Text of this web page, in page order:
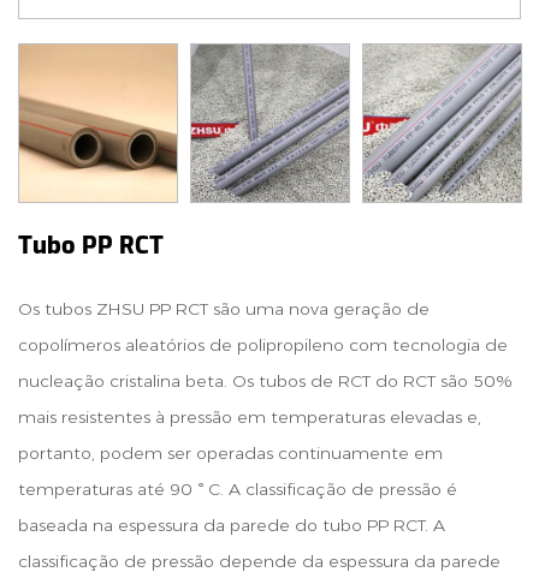
Tubo PP RCT
Os tubos ZHSU PP RCT são uma nova geração de
copolímeros aleatórios de polipropileno com tecnologia de
nucleação cristalina beta. Os tubos de RCT do RCT são 50%
mais resistentes à pressão em temperaturas elevadas e,
portanto, podem ser operadas continuamente em
temperaturas até 90 ° C. A classificação de pressão é
baseada na espessura da parede do tubo PP RCT. A
classificação de pressão depende da espessura da parede